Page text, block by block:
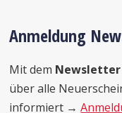
Anmeldung
Mit dem Newsletter
über alle
informiert →